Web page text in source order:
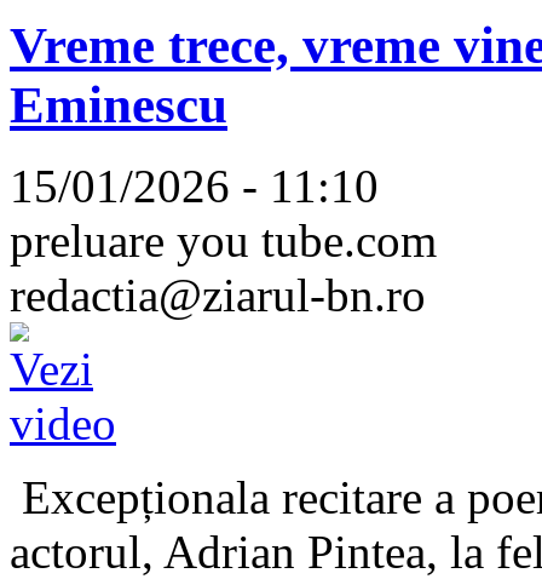
Vreme trece, vreme
Eminescu
15/01/2026 - 11:10
preluare you tube.com
redactia@ziarul-bn.ro
Excepționala recitare a
actorul, Adrian Pintea, la